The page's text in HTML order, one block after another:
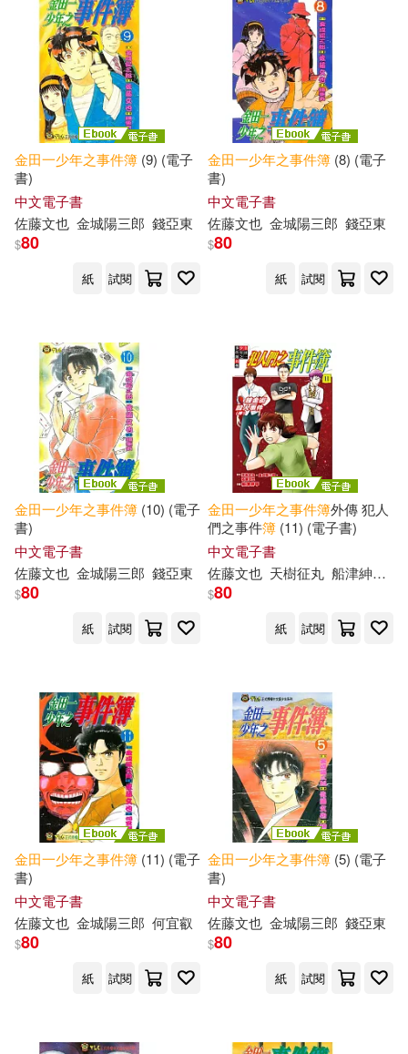
金田一少年之事件簿 (9) (電子
書)
中文電子書
佐藤文也 金城陽三郎 錢亞東
$80
紙 試閱
金田一少年之事件簿 (8) (電子
書)
中文電子書
佐藤文也 金城陽三郎 錢亞東
$80
紙 試閱
金田一少年之事件簿 (10) (電子
書)
中文電子書
佐藤文也 金城陽三郎 錢亞東
$80
紙 試閱
金田一少年之事件簿外傳 犯人
們之事件簿 (11) (電子書)
中文電子書
佐藤文也 天樹征丸 船津紳平
$80
紙 試閱
金田一少年之事件簿 (11) (電子
書)
中文電子書
佐藤文也 金城陽三郎 何宜叡
$80
紙 試閱
金田一少年之事件簿 (5) (電子
書)
中文電子書
佐藤文也 金城陽三郎 錢亞東
$80
紙 試閱